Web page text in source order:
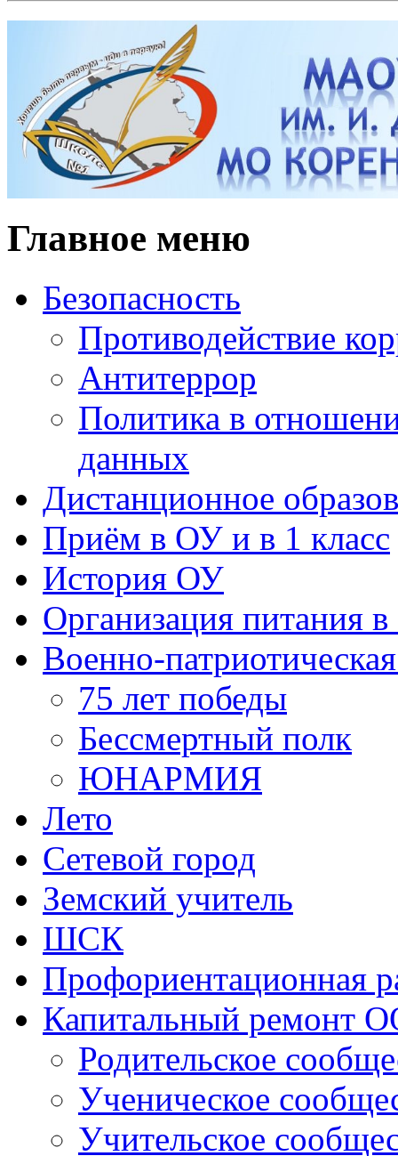
Главное меню
Безопасность
Противодействие
Антитеррор
Политика в
данных
Дистанционное
Приём в ОУ и в 1 класс
История ОУ
Организация питания
Военно-
75 лет победы
Бессмертный полк
ЮНАРМИЯ
Лето
Сетевой город
Земский учитель
ШСК
Профориентационная
Капитальный ремонт
Родительское
Ученическое
Учительское